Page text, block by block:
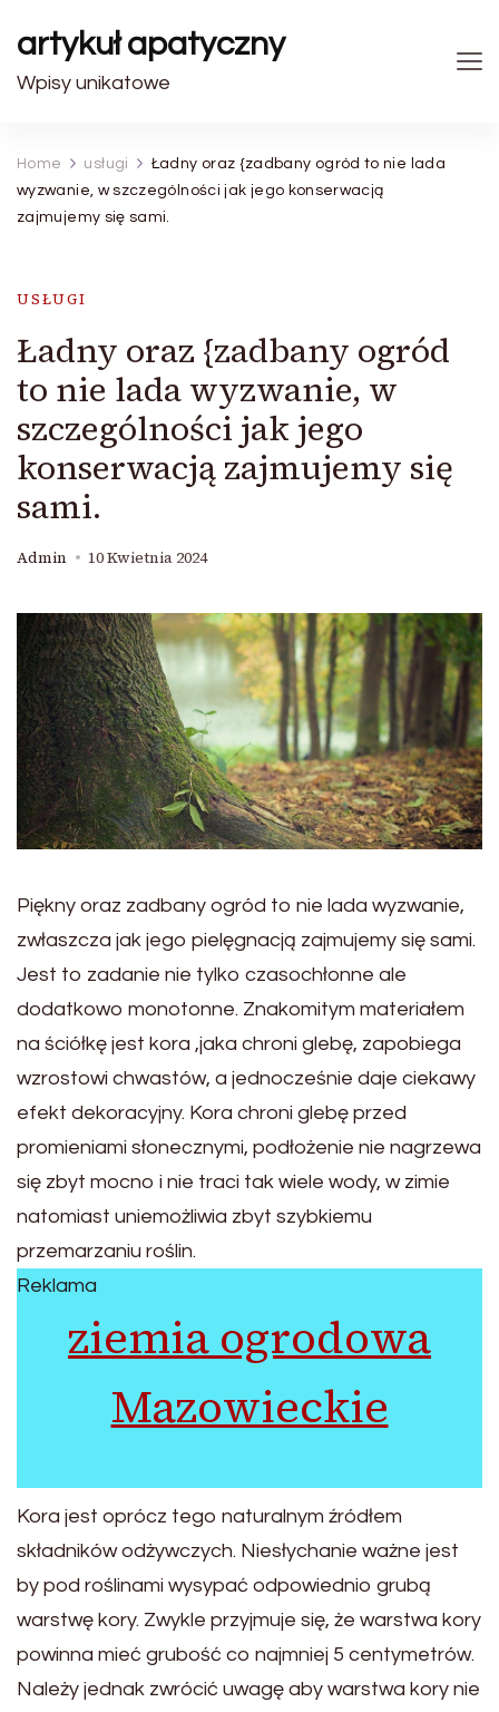
artykuł apatyczny
Wpisy unikatowe
Home usługi
Ładny oraz {zadbany ogród to nie lada
wyzwanie, w szczególności jak jego konserwacją
zajmujemy się sami.
USŁUGI
Ładny oraz {zadbany ogród
to nie lada wyzwanie, w
szczególności jak jego
konserwacją zajmujemy się
sami.
Admin 10 Kwietnia 2024
Piękny oraz zadbany ogród to nie lada wyzwanie,
zwłaszcza jak jego pielęgnacją zajmujemy się sami.
Jest to zadanie nie tylko czasochłonne ale
dodatkowo monotonne. Znakomitym materiałem
na ściółkę jest kora ,jaka chroni glebę, zapobiega
wzrostowi chwastów, a jednocześnie daje ciekawy
efekt dekoracyjny. Kora chroni glebę przed
promieniami słonecznymi, podłożenie nie nagrzewa
się zbyt mocno i nie traci tak wiele wody, w zimie
natomiast uniemożliwia zbyt szybkiemu
przemarzaniu roślin.
Reklama
ziemia ogrodowa
Mazowieckie
Kora jest oprócz tego naturalnym źródłem
składników odżywczych. Niesłychanie ważne jest
by pod roślinami wysypać odpowiednio grubą
warstwę kory. Zwykle przyjmuje się, że warstwa kory
powinna mieć grubość co najmniej 5 centymetrów.
Należy jednak zwrócić uwagę aby warstwa kory nie